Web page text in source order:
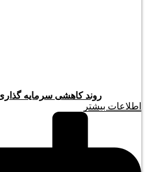
روند کاهشی سرمایه
اطلاعات بیشتر